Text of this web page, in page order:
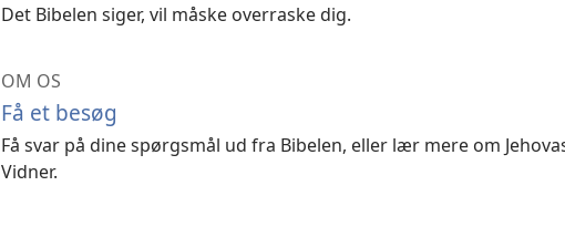
Det Bibelen siger, vil måske overraske dig.
OM OS
Få et besøg
Få svar på dine spørgsmål ud fra Bibelen, eller lær mere om
Vidner.